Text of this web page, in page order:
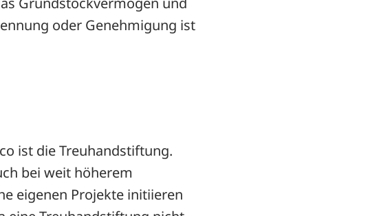
oder Genehmigung ist
ist die Treuhandstiftung.
bei weit höherem
eigenen Projekte initiieren